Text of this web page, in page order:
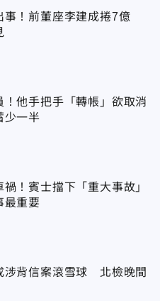
事！前董座李建成捲7億
！他手把手「轉帳」欲取消
一半
！賓士擋下「重大事故」
重要
涉背信案滾雪球 北檢晚間